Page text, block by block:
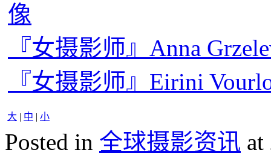
像
『女摄影师』Anna
『女摄影师』Eirini
大 | 中 | 小
Posted in 全球摄影资讯 at